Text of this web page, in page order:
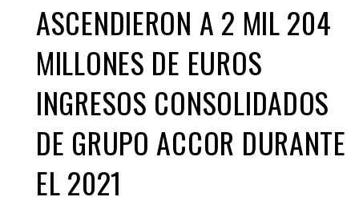
ASCENDIERON A 2 MIL 204
MILLONES DE EUROS
INGRESOS CONSOLIDADOS
DE GRUPO ACCOR DURANTE
EL 2021